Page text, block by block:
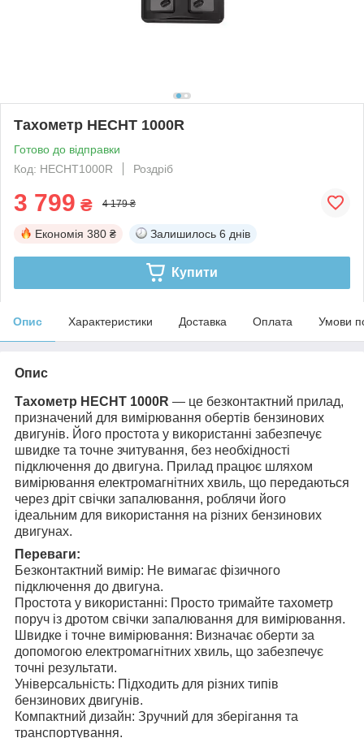
Тахометр HECHT 1000R
Готово до відправки
Код: HECHT1000R
Роздріб
3 799 ₴ 4 179 ₴
Економія 380 ₴ Залишилось 6 днів
Купити
Опис Характеристики Доставка Оплата Умови
Опис
Тахометр HECHT 1000R ― це безконтактний прилад,
призначений для вимірювання обертів бензинових
двигунів. Його простота у використанні забезпечує
швидке та точне зчитування, без необхідності
підключення до двигуна. Прилад працює шляхом
вимірювання електромагнітних хвиль, що передаються
через дріт свічки запалювання, роблячи його
ідеальним для використання на різних бензинових
двигунах.
Переваги:
Безконтактний вимір: Не вимагає фізичного
підключення до двигуна.
Простота у використанні: Просто тримайте тахометр
поруч із дротом свічки запалювання для вимірювання.
Швидке і точне вимірювання: Визначає оберти за
допомогою електромагнітних хвиль, що забезпечує
точні результати.
Універсальність: Підходить для різних типів
бензинових двигунів.
Компактний дизайн: Зручний для зберігання та
транспортування.